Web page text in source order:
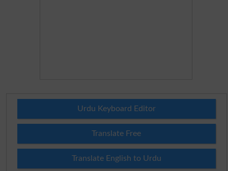
Urdu Keyboard Editor
Translate Free
Translate English to Urdu